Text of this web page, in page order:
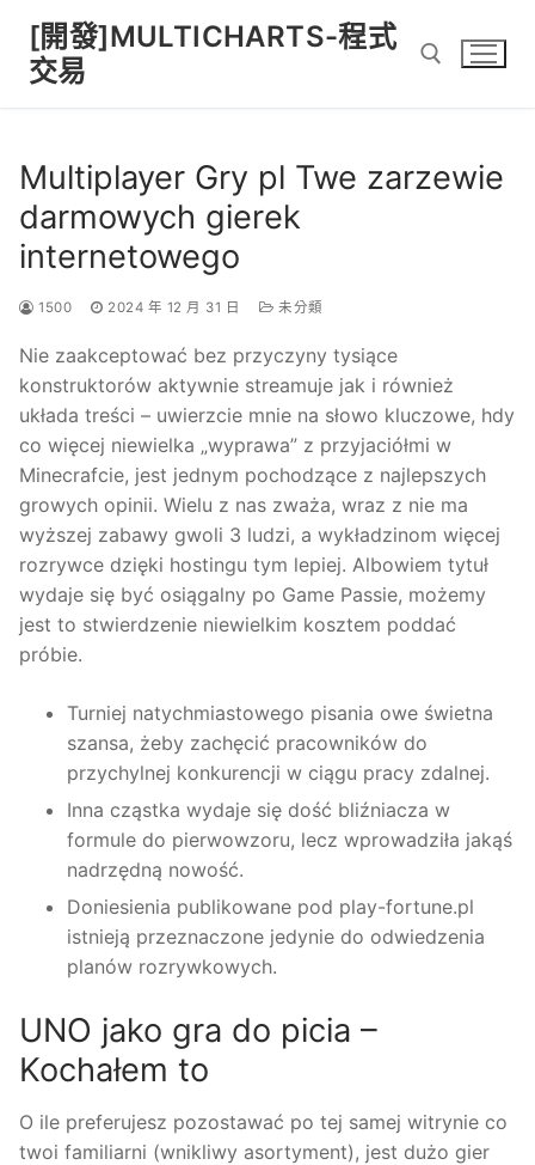
content
[開發]MULTICHARTS-程式
交易
Multiplayer Gry pl Twe zarzewie
darmowych gierek
internetowego
1500 2024 年 12 月 31 日 未分類
Nie zaakceptować bez przyczyny tysiące
konstruktorów aktywnie streamuje jak i również
układa treści – uwierzcie mnie na słowo kluczowe, hdy
co więcej niewielka „wyprawa” z przyjaciółmi w
Minecrafcie, jest jednym pochodzące z najlepszych
growych opinii. Wielu z nas zważa, wraz z nie ma
wyższej zabawy gwoli 3 ludzi, a wykładzinom więcej
rozrywce dzięki hostingu tym lepiej. Albowiem tytuł
wydaje się być osiągalny po Game Passie, możemy
jest to stwierdzenie niewielkim kosztem poddać
próbie.
Turniej natychmiastowego pisania owe świetna
szansa, żeby zachęcić pracowników do
przychylnej konkurencji w ciągu pracy zdalnej.
Inna cząstka wydaje się dość bliźniacza w
formule do pierwowzoru, lecz wprowadziła jakąś
nadrzędną nowość.
Doniesienia publikowane pod play-fortune.pl
istnieją przeznaczone jedynie do odwiedzenia
planów rozrywkowych.
UNO jako gra do picia –
Kochałem to
O ile preferujesz pozostawać po tej samej witrynie co
twoi familiarni (wnikliwy asortyment), jest dużo gier